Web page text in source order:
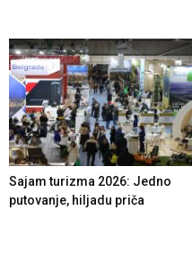
Sajam turizma 2026: Jedno
putovanje, hiljadu priča